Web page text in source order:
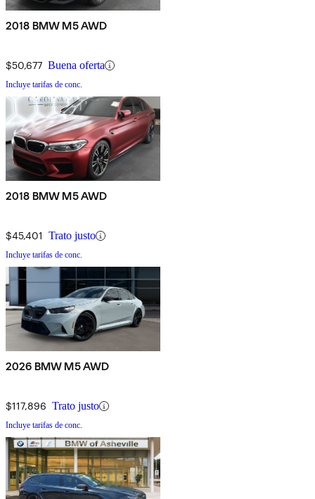
2018 BMW M5 AWD
$50,677 Buena oferta
Incluye tarifas de conc.
2018 BMW M5 AWD
$45,401 Trato justo
Incluye tarifas de conc.
2026 BMW M5 AWD
$117,896 Trato justo
Incluye tarifas de conc.